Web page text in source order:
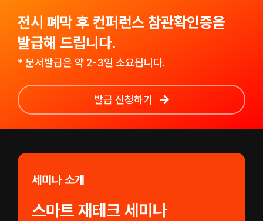
전시 폐막 후 컨퍼런스 참관확인증을
발급해 드립니다.
* 문서발급은 약 2-3일 소요됩니다.
발급 신청하기
세미나 소개
스마트 재테크 세미나